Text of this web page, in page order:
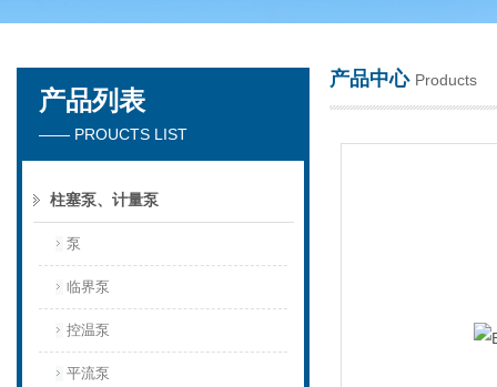
天津琛航科苑科技发展有限公司
产品列表
—— PROUCTS LIST
柱塞泵、计量泵
泵
临界泵
控温泵
平流泵
产品中心 Products